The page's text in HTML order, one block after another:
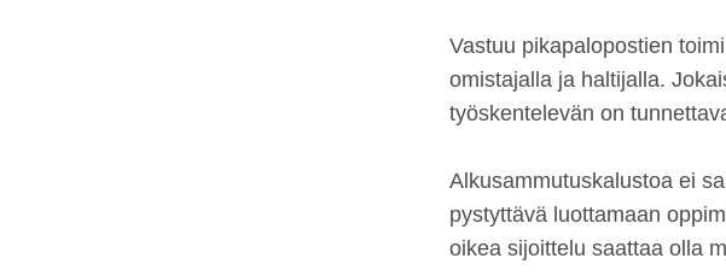
Vastuu pikapalopostien
omistajalla ja haltijalla.
työskentelevän on
Alkusammutuskalustoa ei
pystyttävä luottamaan
oikea sijoittelu saattaa olla